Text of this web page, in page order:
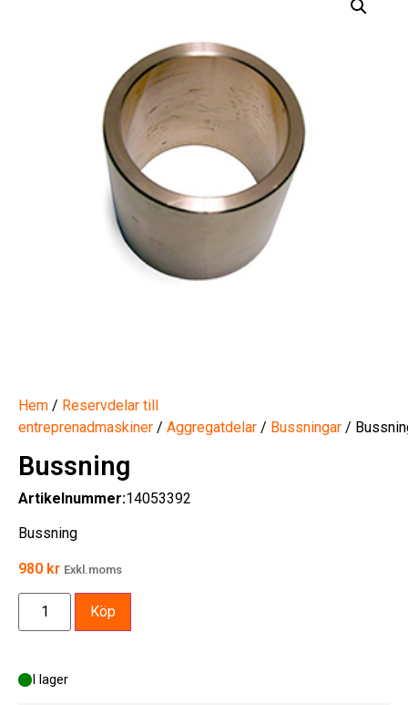
Hem / Reservdelar till
entreprenadmaskiner / Aggregatdelar / Bussningar /
Bussning
Artikelnummer:14053392
Bussning
980 kr Exkl.moms
I lager
Köp